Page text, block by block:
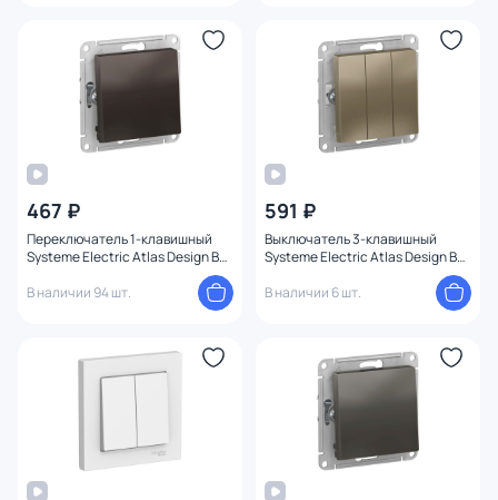
467 ₽
Переключатель 1-клавишный
Systeme Electric Atlas Design BD-
В наличии 94 шт.
591 ₽
Выключатель 3-клавишный
Systeme Electric Atlas Design BD-
В наличии 6 шт.